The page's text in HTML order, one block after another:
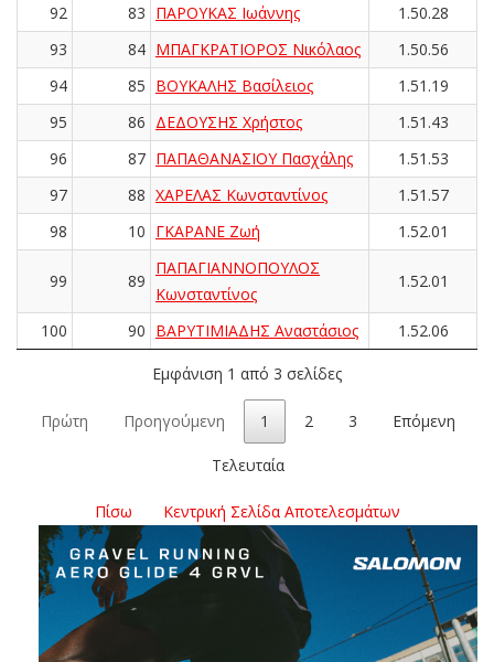
92
83 ΠΑΡΟΥΚΑΣ Ιωάννης
1.50.28
93
84 ΜΠΑΓΚΡΑΤΙΟΡΟΣ Νικόλαος
1.50.56
94
85 ΒΟΥΚΑΛΗΣ Βασίλειος
1.51.19
95
86 ΔΕΔΟΥΣΗΣ Χρήστος
1.51.43
96
87 ΠΑΠΑΘΑΝΑΣΙΟΥ Πασχάλης
1.51.53
97
88 ΧΑΡΕΛΑΣ Κωνσταντίνος
1.51.57
98
10 ΓΚΑΡΑΝΕ Ζωή 1.52.01
99 89
ΠΑΠΑΓΙΑΝΝΟΠΟΥΛΟΣ
Κωνσταντίνος
1.52.01
100 90 ΒΑΡΥΤΙΜΙΑΔΗΣ Αναστάσιος 1.52.06
Εμφάνιση 1 από 3 σελίδες
Πρώτη Προηγούμενη 1 2 3 Επόμενη
Τελευταία
Πίσω Κεντρική Σελίδα Αποτελεσμάτων